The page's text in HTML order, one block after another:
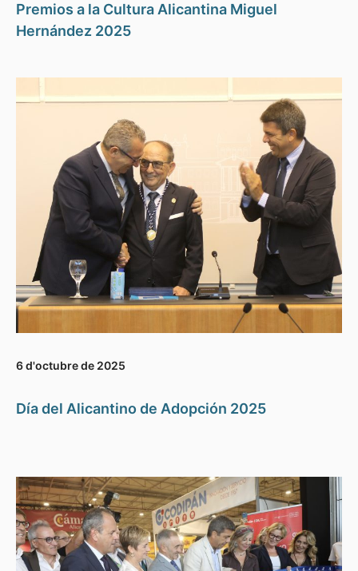
Premios a la Cultura Alicantina Miguel
Hernández 2025
6 d'octubre de 2025
Día del Alicantino de Adopción 2025